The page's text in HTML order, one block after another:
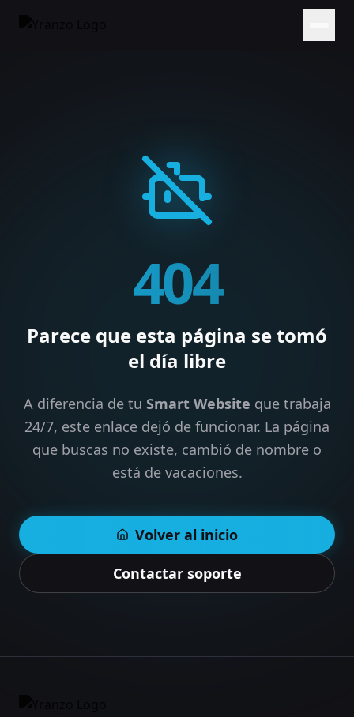
404
Parece que esta página se tomó
el día libre
A diferencia de tu Smart Website que trabaja
24/7, este enlace dejó de funcionar. La página
que buscas no existe, cambió de nombre o
está de vacaciones.
Volver al inicio
Contactar soporte